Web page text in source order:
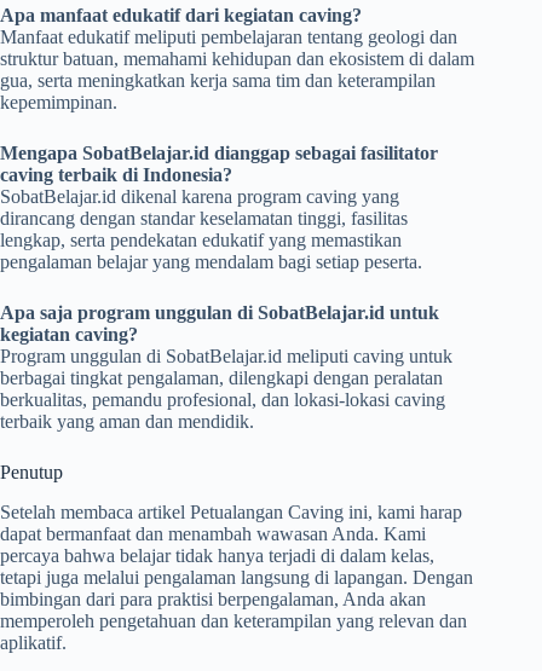
Apa manfaat edukatif dari kegiatan caving?
Manfaat edukatif meliputi pembelajaran tentang geologi dan
struktur batuan, memahami kehidupan dan ekosistem di dalam
gua, serta meningkatkan kerja sama tim dan keterampilan
kepemimpinan.
Mengapa SobatBelajar.id dianggap sebagai fasilitator
caving terbaik di Indonesia?
SobatBelajar.id dikenal karena program caving yang
dirancang dengan standar keselamatan tinggi, fasilitas
lengkap, serta pendekatan edukatif yang memastikan
pengalaman belajar yang mendalam bagi setiap peserta.
Apa saja program unggulan di SobatBelajar.id untuk
kegiatan caving?
Program unggulan di SobatBelajar.id meliputi caving untuk
berbagai tingkat pengalaman, dilengkapi dengan peralatan
berkualitas, pemandu profesional, dan lokasi-lokasi caving
terbaik yang aman dan mendidik.
Penutup
Setelah membaca artikel Petualangan Caving ini, kami harap
dapat bermanfaat dan menambah wawasan Anda. Kami
percaya bahwa belajar tidak hanya terjadi di dalam kelas,
tetapi juga melalui pengalaman langsung di lapangan. Dengan
bimbingan dari para praktisi berpengalaman, Anda akan
memperoleh pengetahuan dan keterampilan yang relevan dan
aplikatif.